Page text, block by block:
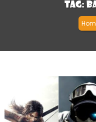
Tag: